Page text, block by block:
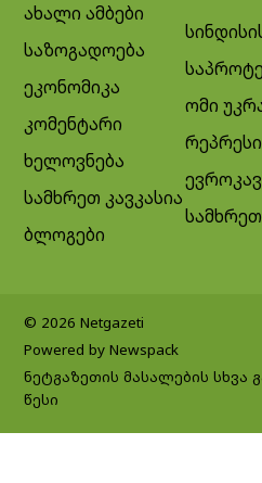
ახალი ამბები
საზოგადოება
ეკონომიკა
კომენტარი
ხელოვნება
სამხრეთ კავკასია
ბლოგები
ომი
სამხრეთ
© 2026 Netgazeti
Powered by Newspack
ნეტგაზეთის მასალების სხვა
წესი